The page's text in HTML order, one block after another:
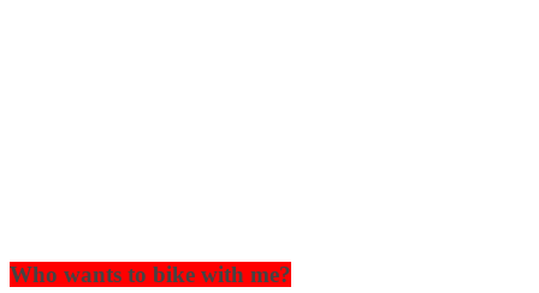
Who wants to bike with me?